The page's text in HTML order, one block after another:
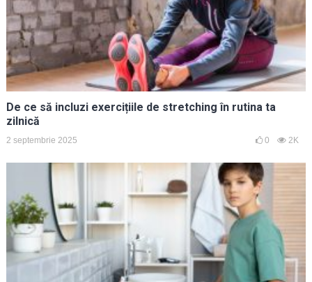
De ce să incluzi exercițiile de stretching în rutina ta
zilnică
2 septembrie 2025 0 2K